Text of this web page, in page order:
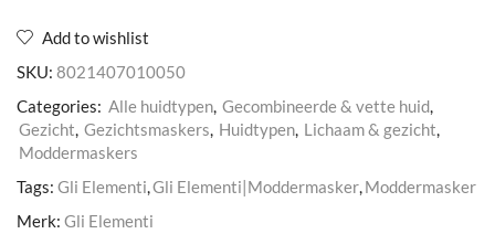
Add to wishlist
SKU: 8021407010050
Categories: Alle huidtypen, Gecombineerde & vette huid,
Gezicht, Gezichtsmaskers, Huidtypen, Lichaam & gezicht,
Moddermaskers
Tags: Gli Elementi,Gli Elementi|Moddermasker,Moddermasker
Merk: Gli Elementi